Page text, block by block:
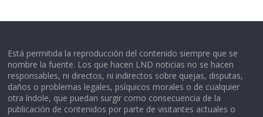
Está permitida la reproducción del contenido siempre que se
nombre la fuente. Los que hacen LND noticias no se hacen
responsables, ni directos, ni indirectos sobre quejas, disputas,
daños o problemas legales, psíquicos morales o de cualquier
otra índole, que puedan surgir como consecuencia de la
publicación de contenidos por parte de visitantes actuales o